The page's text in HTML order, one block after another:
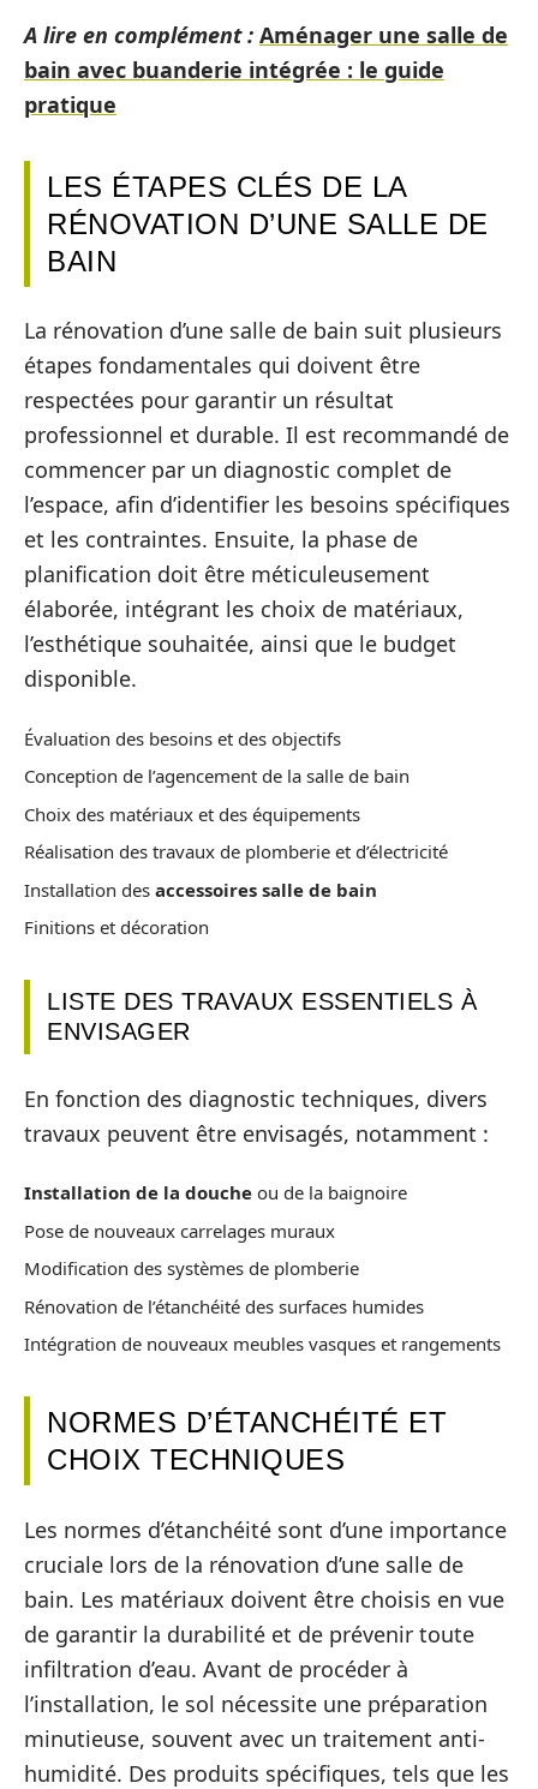
A lire en complément : Aménager une salle de
bain avec buanderie intégrée : le guide
pratique
LES ÉTAPES CLÉS DE LA
RÉNOVATION D’UNE SALLE DE
BAIN
La rénovation d’une salle de bain suit plusieurs
étapes fondamentales qui doivent être
respectées pour garantir un résultat
professionnel et durable. Il est recommandé de
commencer par un diagnostic complet de
l’espace, afin d’identifier les besoins spécifiques
et les contraintes. Ensuite, la phase de
planification doit être méticuleusement
élaborée, intégrant les choix de matériaux,
l’esthétique souhaitée, ainsi que le budget
disponible.
Évaluation des besoins et des objectifs
Conception de l’agencement de la salle de bain
Choix des matériaux et des équipements
Réalisation des travaux de plomberie et d’électricité
Installation des accessoires salle de bain
Finitions et décoration
LISTE DES TRAVAUX ESSENTIELS À
ENVISAGER
En fonction des diagnostic techniques, divers
travaux peuvent être envisagés, notamment :
Installation de la douche ou de la baignoire
Pose de nouveaux carrelages muraux
Modification des systèmes de plomberie
Rénovation de l’étanchéité des surfaces humides
Intégration de nouveaux meubles vasques et rangements
NORMES D’ÉTANCHÉITÉ ET
CHOIX TECHNIQUES
Les normes d’étanchéité sont d’une importance
cruciale lors de la rénovation d’une salle de
bain. Les matériaux doivent être choisis en vue
de garantir la durabilité et de prévenir toute
infiltration d’eau. Avant de procéder à
l’installation, le sol nécessite une préparation
minutieuse, souvent avec un traitement anti-
humidité. Des produits spécifiques, tels que les